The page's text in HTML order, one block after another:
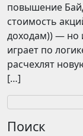
повышение
стоимость
доходам)) — но
играет по
расчехлят
[…]
Поиск